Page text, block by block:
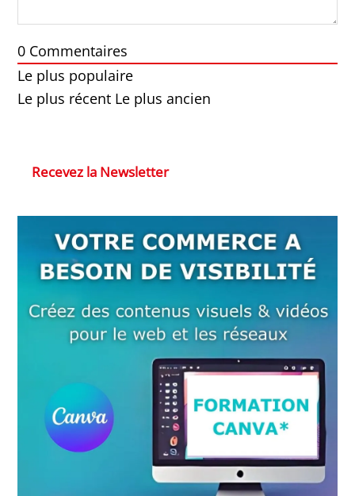
0 Commentaires
Le plus populaire
Le plus récent Le plus ancien
Recevez la Newsletter